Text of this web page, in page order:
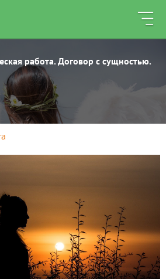
работа. Договор с сущностью.